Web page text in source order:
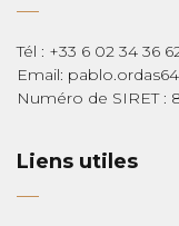
Tél : +33 6 02 34 36
Email:
Numéro de SIRET :
Liens utiles